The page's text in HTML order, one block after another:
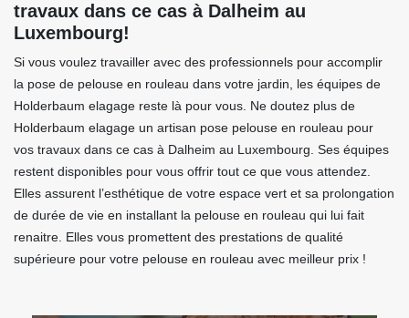
travaux dans ce cas à Dalheim au
Luxembourg!
Si vous voulez travailler avec des professionnels pour accomplir
la pose de pelouse en rouleau dans votre jardin, les équipes de
Holderbaum elagage reste là pour vous. Ne doutez plus de
Holderbaum elagage un artisan pose pelouse en rouleau pour
vos travaux dans ce cas à Dalheim au Luxembourg. Ses équipes
restent disponibles pour vous offrir tout ce que vous attendez.
Elles assurent l’esthétique de votre espace vert et sa prolongation
de durée de vie en installant la pelouse en rouleau qui lui fait
renaitre. Elles vous promettent des prestations de qualité
supérieure pour votre pelouse en rouleau avec meilleur prix !